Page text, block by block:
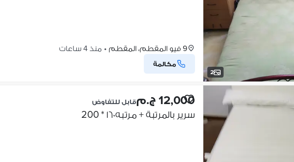
2
9 فيو المقطم، المقطم • منذ 4 ساعات
مكالمة
12,000 ج.م قابل للتفاوض
سرير بالمرتبة + مرتبه ١٦٠ * 200